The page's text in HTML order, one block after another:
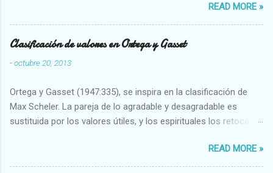
READ MORE »
Clasificación de valores en Ortega y Gasset
-octubre 20, 2013
Ortega y Gasset (1947:335), se inspira en la clasificación de
Max Scheler. La pareja de lo agradable y desagradable es
sustituida por los valores útiles, y los espirituales los retoca.
Abundante-Escaso,etc 2 VITALES Sano-Enfermo Selecto-
Vulgar Enérgico-Inerte Fuerte-Débil,etc. 3 ESPIRITUALES a)
READ MORE »